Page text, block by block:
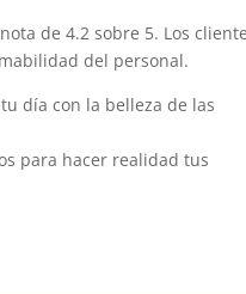
de 4.2 sobre 5. Los
del personal.
día con la belleza de las
para hacer realidad tus